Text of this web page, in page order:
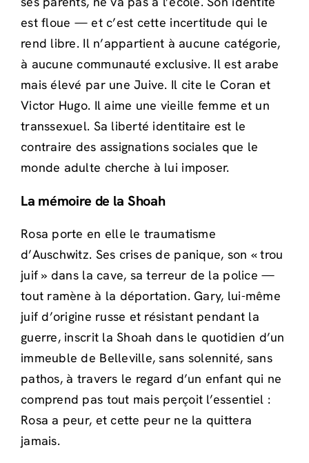
est floue — et c’est cette incertitude qui le
rend libre. Il n’appartient à aucune catégorie,
à aucune communauté exclusive. Il est arabe
mais élevé par une Juive. Il cite le Coran et
Victor Hugo. Il aime une vieille femme et un
transsexuel. Sa liberté identitaire est le
contraire des assignations sociales que le
monde adulte cherche à lui imposer.
La mémoire de la Shoah
Rosa porte en elle le traumatisme
d’Auschwitz. Ses crises de panique, son « trou
juif » dans la cave, sa terreur de la police —
tout ramène à la déportation. Gary, lui-même
juif d’origine russe et résistant pendant la
guerre, inscrit la Shoah dans le quotidien d’un
immeuble de Belleville, sans solennité, sans
pathos, à travers le regard d’un enfant qui ne
comprend pas tout mais perçoit l’essentiel :
Rosa a peur, et cette peur ne la quittera
jamais.